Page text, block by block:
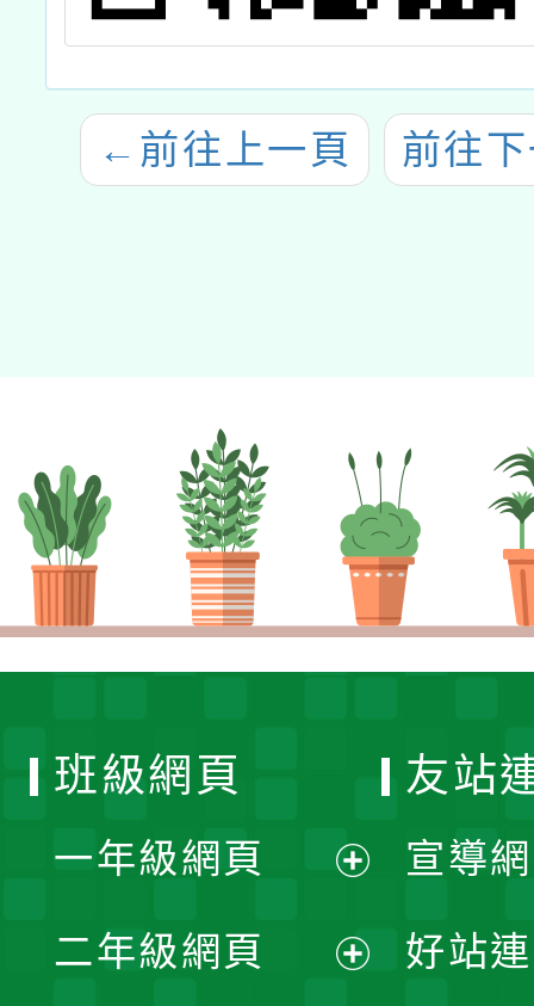
← 前往上一頁 前往
班級網頁
一年級網頁
開
二年級網頁
友站
宣導
好站